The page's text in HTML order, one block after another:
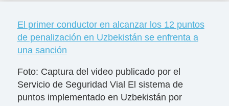
El primer conductor en alcanzar los 12 puntos
de penalización en Uzbekistán se enfrenta a
una sanción
Foto: Captura del video publicado por el
Servicio de Seguridad Vial El sistema de
puntos implementado en Uzbekistán por